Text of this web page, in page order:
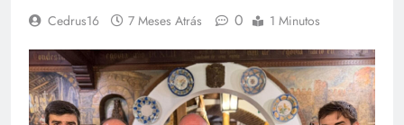
Cedrus16 7 Meses Atrás 0 1 Minutos